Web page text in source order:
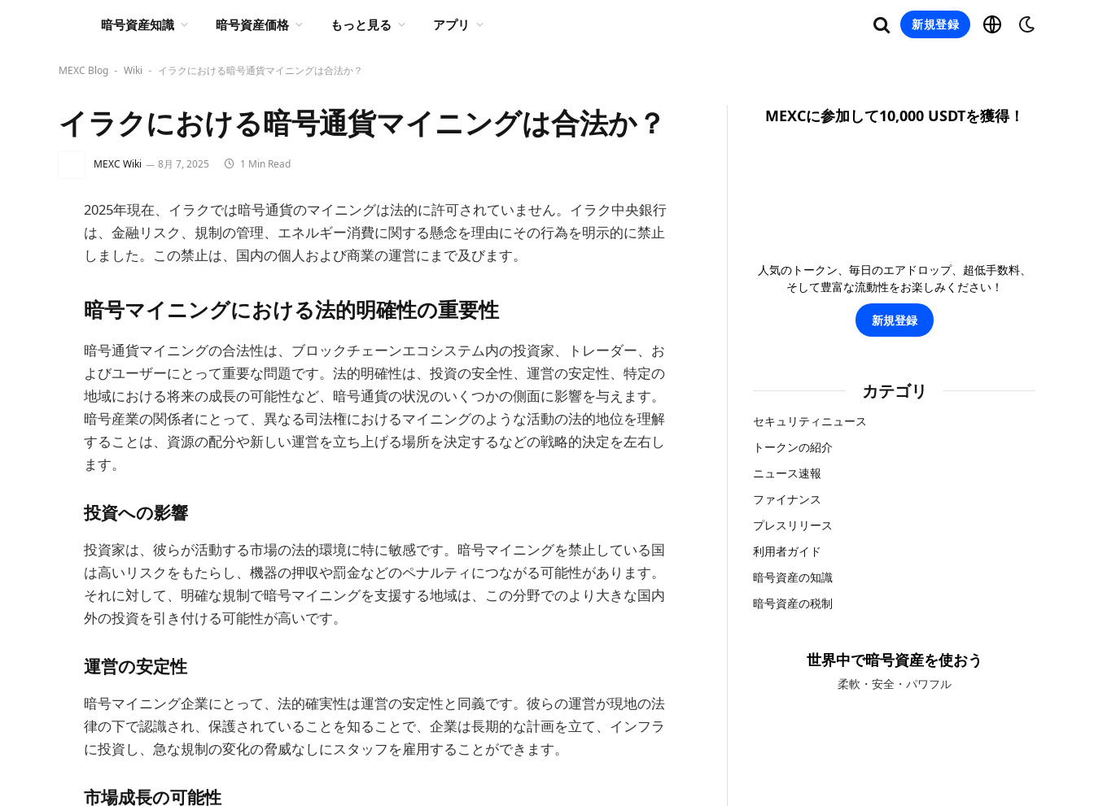
暗号資産知識 暗号資産価格 もっと見る アプリ 新規登録
MEXC Blog - Wiki - イラクにおける暗号通貨マイニングは合法か？
イラクにおける暗号通貨マイニングは合法か？
MEXC Wiki 8月 7, 2025 1 Min Read
2025年現在、イラクでは暗号通貨のマイニングは法的に許可されていません。イラク中央銀行
は、金融リスク、規制の管理、エネルギー消費に関する懸念を理由にその行為を明示的に禁止
しました。この禁止は、国内の個人および商業の運営にまで及びます。
暗号マイニングにおける法的明確性の重要性
暗号通貨マイニングの合法性は、ブロックチェーンエコシステム内の投資家、トレーダー、お
よびユーザーにとって重要な問題です。法的明確性は、投資の安全性、運営の安定性、特定の
地域における将来の成長の可能性など、暗号通貨の状況のいくつかの側面に影響を与えます。
暗号産業の関係者にとって、異なる司法権におけるマイニングのような活動の法的地位を理解
することは、資源の配分や新しい運営を立ち上げる場所を決定するなどの戦略的決定を左右し
ます。
投資への影響
投資家は、彼らが活動する市場の法的環境に特に敏感です。暗号マイニングを禁止している国
は高いリスクをもたらし、機器の押収や罰金などのペナルティにつながる可能性があります。
それに対して、明確な規制で暗号マイニングを支援する地域は、この分野でのより大きな国内
外の投資を引き付ける可能性が高いです。
運営の安定性
暗号マイニング企業にとって、法的確実性は運営の安定性と同義です。彼らの運営が現地の法
律の下で認識され、保護されていることを知ることで、企業は長期的な計画を立て、インフラ
に投資し、急な規制の変化の脅威なしにスタッフを雇用することができます。
市場成長の可能性
MEXCに参加して10,000 USDTを獲得！
人気のトークン、毎日のエアドロップ、超低手数料、
そして豊富な流動性をお楽しみください！
新規登録
カテゴリ
セキュリティニュース
トークンの紹介
ニュース速報
ファイナンス
プレスリリース
利用者ガイド
暗号資産の知識
暗号資産の税制
世界中で暗号資産を使おう
柔軟・安全・パワフル